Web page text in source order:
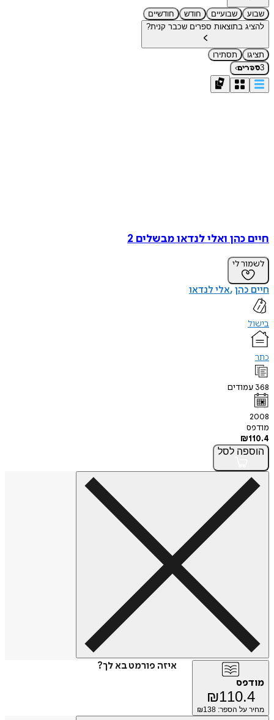
שבוע שבועיים חודש
חודשיים
להציג בתוצאות ספרים שכבר קנית?
תציגו
תסתירו
3ספרים›
חיים כהן ואלי לנדאו מבשלים 2
לשמור לי
חיים כהן אלי לנדאו
בישול
כתר
368 עמודים
2008
מודפס
₪110.4
הוספה לסל
איזה פורמט בא לך?
מודפס
₪110.4
מחיר על הספר: ₪ 138